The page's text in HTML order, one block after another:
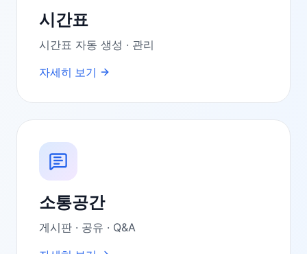
시간표
시간표 자동 생성 · 관리
자세히 보기
소통공간
게시판 · 공유 · Q&A